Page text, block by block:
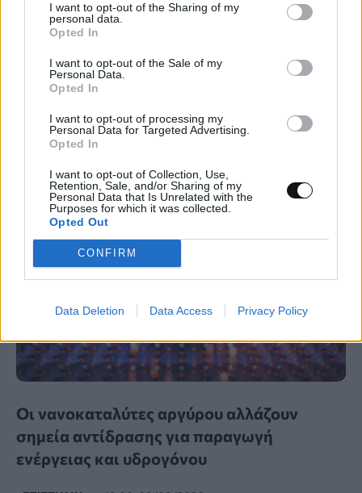
I want to opt-out of the Sharing of my
personal data.
Opted In
I want to opt-out of the Sale of my
Personal Data.
Opted In
I want to opt-out of processing my
Personal Data for Targeted Advertising.
Opted In
I want to opt-out of Collection, Use,
Retention, Sale, and/or Sharing of my
Personal Data that Is Unrelated with the
Purposes for which it was collected.
Opted Out
CONFIRM
Data Deletion Data Access Privacy Policy
μυθολογία; Μπορείτε να απαντήσετε
σωστά και στις 3 ερωτήσεις;
ΨΥΧΑΓΩΓΊΑ 21:00, 09/08/2026
Οι νανοκαταλύτες αργύρου αλλάζουν
σημεία αντίδρασης για παραγωγή
ενέργειας και υδρογόνου